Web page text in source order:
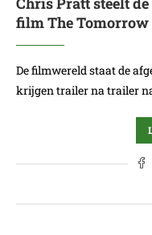
film The
De filmwereld staat de
krijgen trailer na trailer